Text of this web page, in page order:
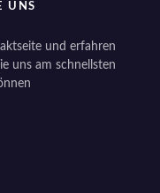
UNS
und erfahren
uns am schnellsten